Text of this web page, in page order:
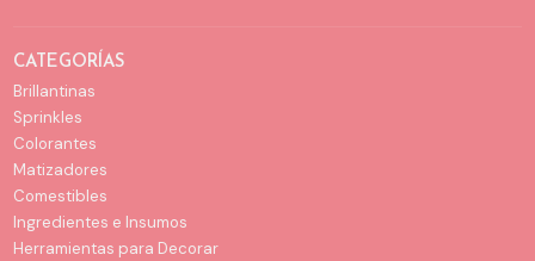
CATEGORÍAS
Brillantinas
Sprinkles
Colorantes
Matizadores
Comestibles
Ingredientes e Insumos
Herramientas para Decorar